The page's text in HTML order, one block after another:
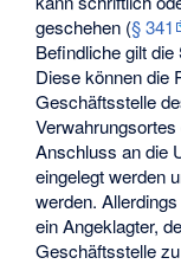
geschehen (§ 341
Befindliche gilt
Diese können die
Geschäftsstelle
Anschluss an die
eingelegt werden
werden.
ein Angeklagter,
Geschäftsstelle